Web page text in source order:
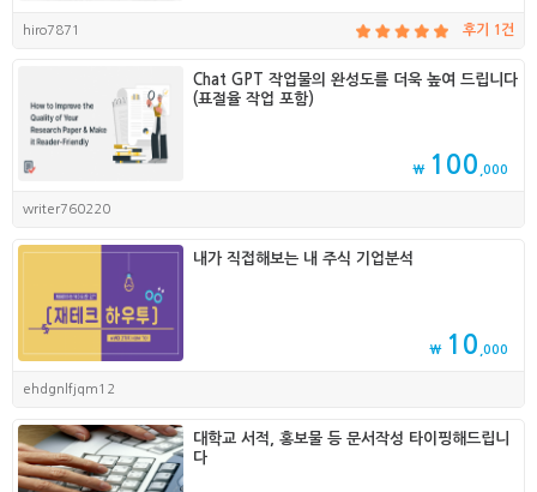
hiro7871 후기 1건
Chat GPT 작업물의 완성도를 더욱 높여 드립니다
(표절율 작업 포함)
₩ 100 ,000
writer760220
내가 직접해보는 내 주식 기업분석
₩ 10 ,000
ehdgnlfjqm12
대학교 서적, 홍보물 등 문서작성 타이핑해드립니
다